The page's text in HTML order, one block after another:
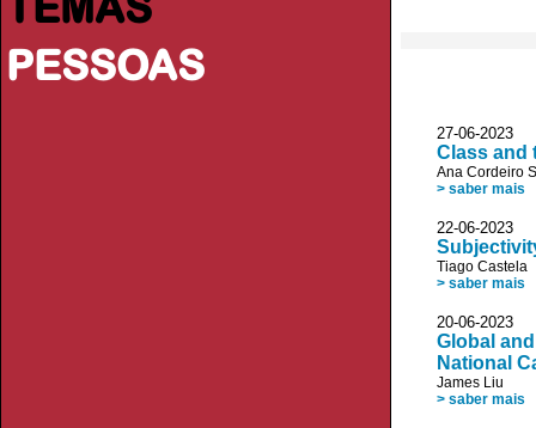
PESSOAS
27-06-
Class and
Ana Cordeiro
> saber mais
22-06-
Tiago Castela
> saber mais
20-06-
Global
National
James Liu
> saber mais